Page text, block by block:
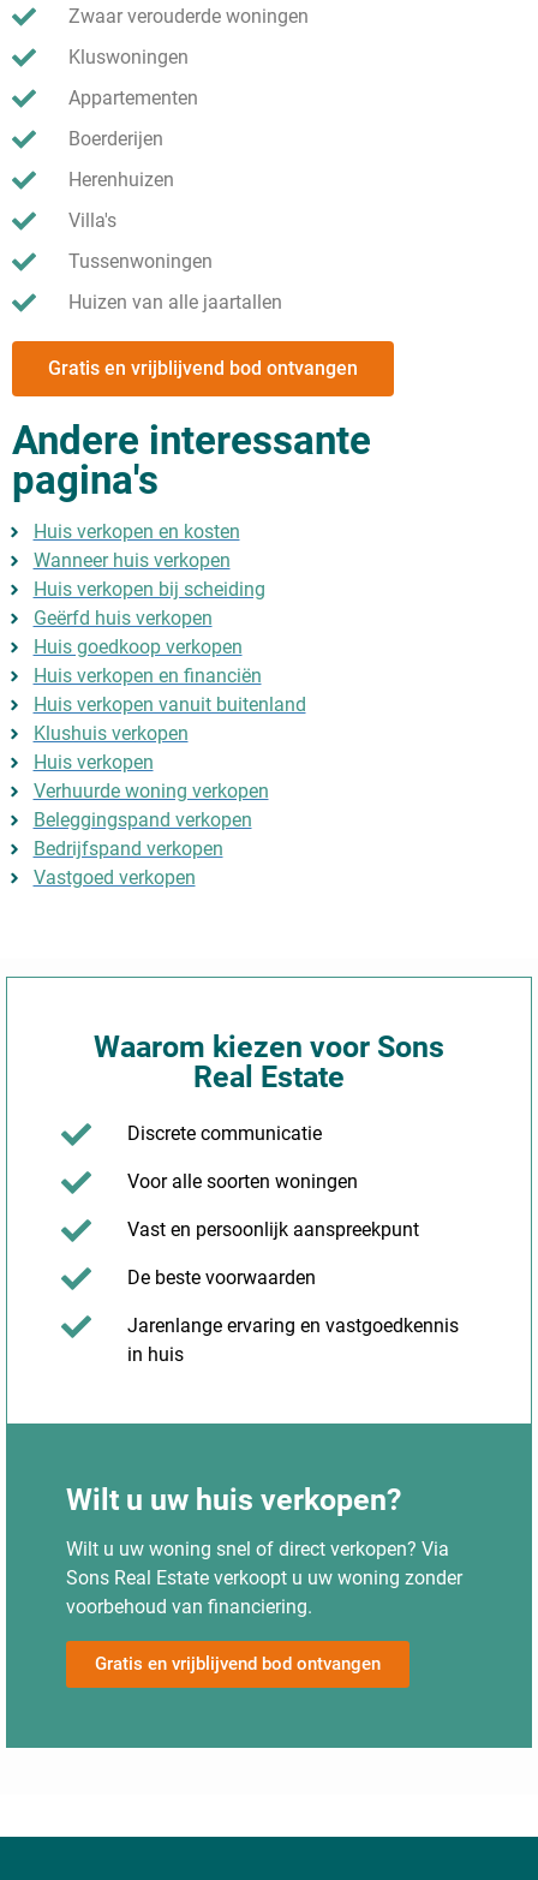
Zwaar verouderde woningen
Kluswoningen
Appartementen
Boerderijen
Herenhuizen
Villa's
Tussenwoningen
Huizen van alle jaartallen
Gratis en vrijblijvend bod ontvangen
Andere interessante
pagina's
Huis verkopen en kosten
Wanneer huis verkopen
Huis verkopen bij scheiding
Geërfd huis verkopen
Huis goedkoop verkopen
Huis verkopen en financiën
Huis verkopen vanuit buitenland
Klushuis verkopen
Huis verkopen
Verhuurde woning verkopen
Beleggingspand verkopen
Bedrijfspand verkopen
Vastgoed verkopen
Waarom kiezen voor Sons
Real Estate
Discrete communicatie
Voor alle soorten woningen
Vast en persoonlijk aanspreekpunt
De beste voorwaarden
Jarenlange ervaring en vastgoedkennis
in huis
Wilt u uw huis verkopen?
Wilt u uw woning snel of direct verkopen? Via
Sons Real Estate verkoopt u uw woning zonder
voorbehoud van financiering.
Gratis en vrijblijvend bod ontvangen